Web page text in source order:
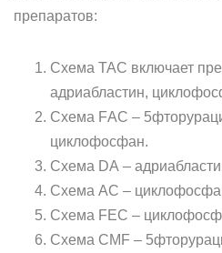
препаратов:
Схема ТАС включает
адриабластин,
Схема FАС –
циклофосфан.
Схема DА –
Схема АС –
Схема FЕС –
Схема СМF –